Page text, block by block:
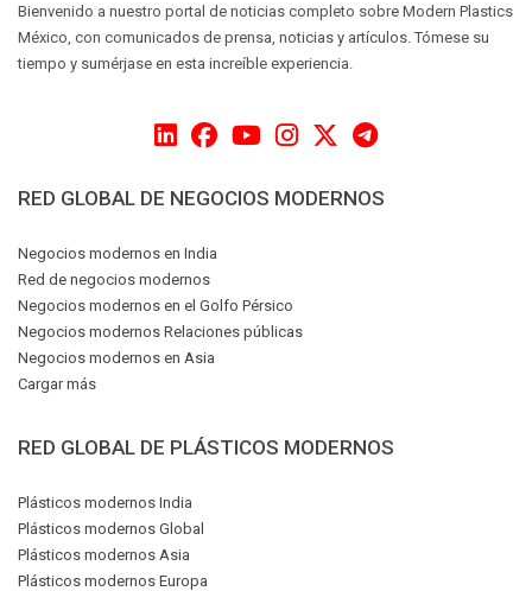
Bienvenido a nuestro portal de noticias completo sobre Modern Plastics
México, con comunicados de prensa, noticias y artículos. Tómese su
tiempo y sumérjase en esta increíble experiencia.
RED GLOBAL DE NEGOCIOS MODERNOS
Negocios modernos en India
Red de negocios modernos
Negocios modernos en el Golfo Pérsico
Negocios modernos Relaciones públicas
Negocios modernos en Asia
Cargar más
RED GLOBAL DE PLÁSTICOS MODERNOS
Plásticos modernos India
Plásticos modernos Global
Plásticos modernos Asia
Plásticos modernos Europa